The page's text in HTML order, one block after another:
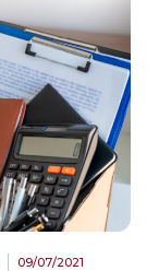
09/07/2021